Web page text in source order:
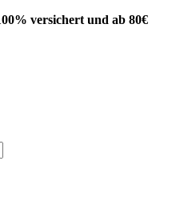
versichert und ab 80€